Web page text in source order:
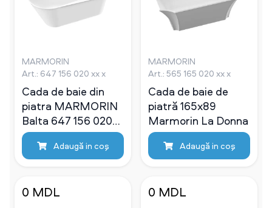
MARMORIN
Art.: 647 156 020 xx x
Cada de baie din
piatra MARMORIN
Balta 647 156 020
xx x
Adaugă in coş
MARMORIN
Art.: 565 165 020 xx x
Cada de baie de
piatră 165х89
Marmorin La Donna
Adaugă in coş
0 MDL 0 MDL